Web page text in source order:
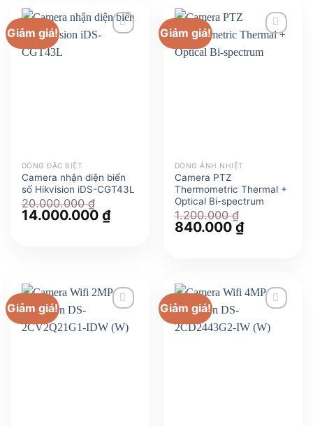
Giảm giá!
DÒNG ĐẶC BIỆT
Camera nhận diện biển
số Hikvision iDS-CGT43L
20.000.000₫
Giá
14.000.000 ₫Giá
hiện
Giảm giá!
DÒNG ẢNH NHIỆT
Camera PTZ
Thermometric Thermal +
Optical Bi-spectrum
1.200.000₫
Giá
gốc
840.000₫Giá
hiện
Giảm giá! Giảm giá!